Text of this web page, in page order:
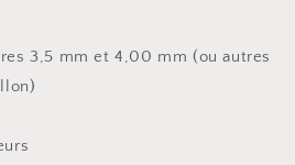
3,5 mm et 4,00 mm (ou autres